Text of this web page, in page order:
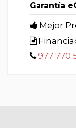
Garantía
Mejor
977 770